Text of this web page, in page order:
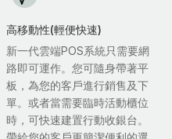
高移動性(輕便快速)
新一代雲端POS系統只需要網
路即可運作。您可隨身帶著平
板，為您的客戶進行銷售及下
單。或者當需要臨時活動櫃位
時，可快速建置行動收銀台。